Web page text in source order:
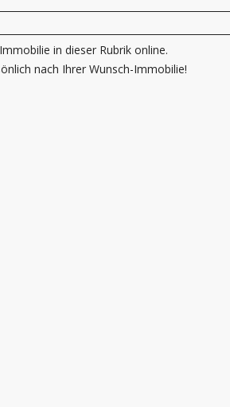
in dieser Rubrik online.
nach Ihrer Wunsch-Immobilie!